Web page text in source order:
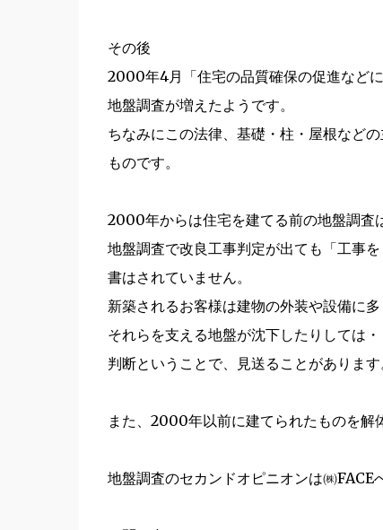
その後
2000年4月「住宅の品質確保の促進など
地盤調査が増えたようです。
ちなみにこの法律、基礎・柱・屋根など
ものです。
2000年からは住宅を建てる前の地盤調査
地盤調査で改良工事判定が出ても「工事
書はされていません。
新築されるお客様は建物の外装や設備に多
それらを支える地盤が沈下したりしては
判断ということで、見送ることがあります
また、2000年以前に建てられたものを解
地盤調査のセカンドオピニオンは㈱FACE